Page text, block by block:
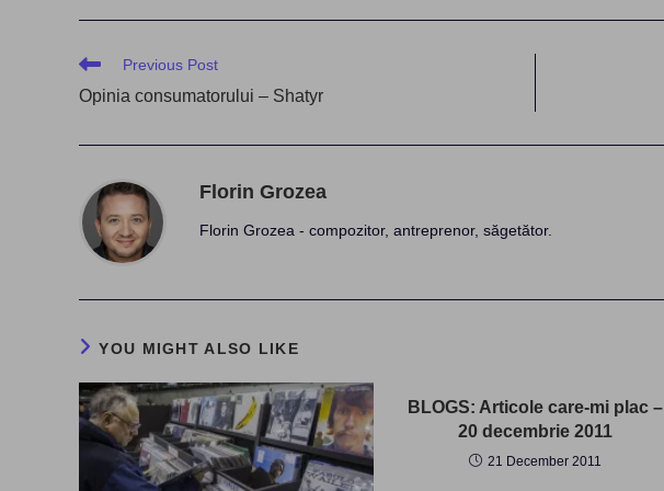
Read
articles
Previous Post
Opinia consumatorului – Shatyr
Florin Grozea
Florin Grozea - compozitor, antreprenor, săgetător.
YOU MIGHT ALSO LIKE
BLOGS: Articole care-mi plac –
20 decembrie 2011
21 December 2011